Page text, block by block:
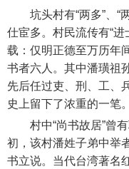
坑头村有“两多”、“两
仕宦多。村民流传有“
载：仅明正德至万历年
书者六人。其中潘璜祖
先后任过吏、刑、工、
史上留下了浓重的一笔。
村中“尚书故居”曾有
初，该村潘姓子弟中举
书立说。当代台湾著名